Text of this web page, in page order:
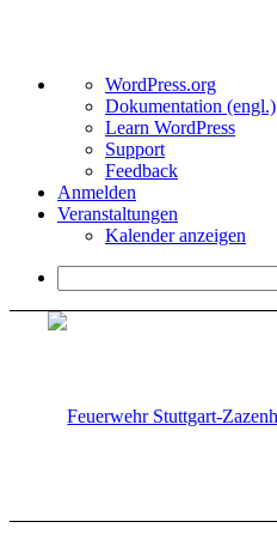
Über
WordPress
WordPress.org
Dokumentation (engl.)
Learn WordPress
Support
Feedback
Anmelden
Veranstaltungen
Kalender anzeigen